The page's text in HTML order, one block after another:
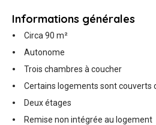
Informations générales
Circa 90 m²
Autonome
Trois chambres à coucher
Certains logements sont couverts
Deux étages
Remise non intégrée au logement